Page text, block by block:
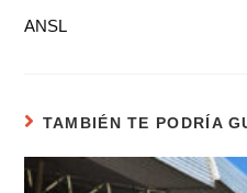
ANSL
TAMBIÉN TE PODRÍA